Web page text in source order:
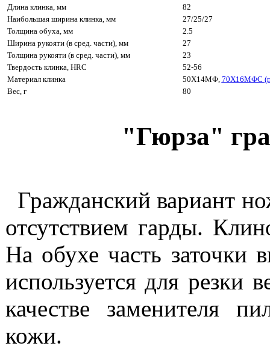
Длина клинка, мм
82
Наибольшая ширина клинка, мм
27/25/27
Толщина обуха, мм
2.5
Ширина рукояти (в сред. части), мм
27
Толщина рукояти (в сред. части), мм
23
Твердость клинка, HRC
52-56
Материал клинка
50Х14МФ, 70Х16МФС
Вес, г
80
"Гюрза"
Гражданский вариант
отсутствием гарды.
На обухе часть заточки
используется для резки
качестве заменителя
кожи.